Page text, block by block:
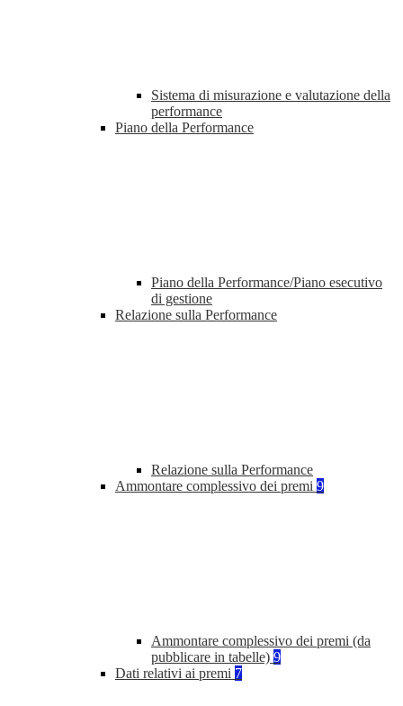
Sistema di misurazione e valutazione della
performance
Piano della Performance
Piano della Performance/Piano esecutivo
di gestione
Relazione sulla Performance
Relazione sulla Performance
Ammontare complessivo dei premi 9
Ammontare complessivo dei premi (da
pubblicare in tabelle) 9
Dati relativi ai premi 7